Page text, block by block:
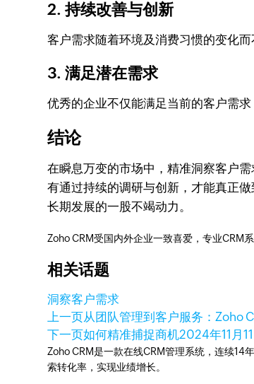
2. 持续改善与创新
客户需求随着环境及消费习惯的变化
3. 满足潜在需求
优秀的企业不仅能满足当前的客户需
结论
在瞬息万变的市场中，精准洞察客户
有通过持续的调研与创新，才能真正
长期发展的一股不竭动力。
Zoho CRM受国内外企业一致喜爱，专业CRM
相关话题
洞察客户需求
上一页从团队管理到客户服务：Zoho
下一页如何精准捕捉商机2024年11月11
Zoho CRM是一款在线CRM管理系统，连续14
索转化率，实现业绩增长。